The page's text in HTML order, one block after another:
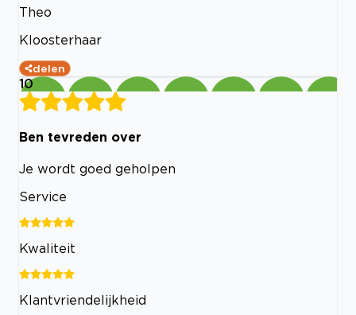
Theo
Kloosterhaar
delen
10
Ben tevreden over
Je wordt goed geholpen
Service
Kwaliteit
Klantvriendelijkheid